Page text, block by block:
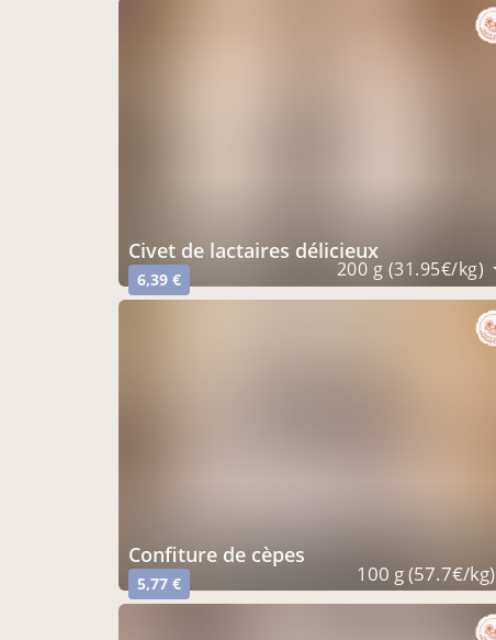
civet de lactaires délicieux
6,39 € 200 g (31.95€/kg)
confiture de cèpes
5,77 € 100 g (57.7€/kg)